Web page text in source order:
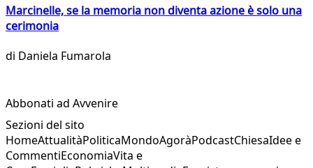
Marcinelle, se la memoria non diventa azione è solo una
cerimonia
di Daniela Fumarola
Abbonati ad Avvenire
Sezioni del sito
HomeAttualitàPoliticaMondoAgoràPodcastChiesaIdee e
CommentiEconomiaVita e